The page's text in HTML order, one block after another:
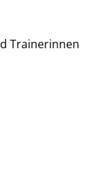
Trainerinnen